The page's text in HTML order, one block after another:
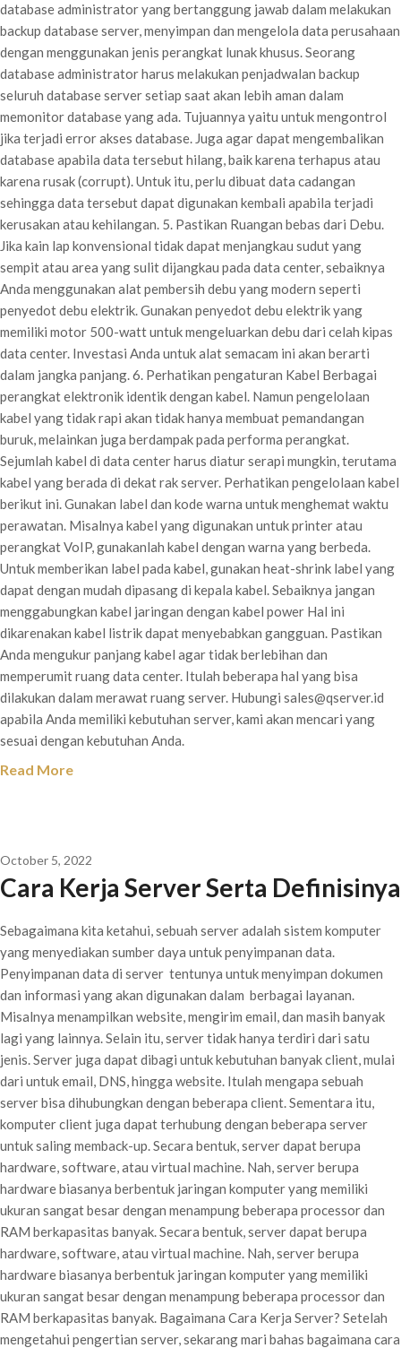
database administrator yang bertanggung jawab dalam melakukan
backup database server, menyimpan dan mengelola data perusahaan
dengan menggunakan jenis perangkat lunak khusus. Seorang
database administrator harus melakukan penjadwalan backup
seluruh database server setiap saat akan lebih aman dalam
memonitor database yang ada. Tujuannya yaitu untuk mengontrol
jika terjadi error akses database. Juga agar dapat mengembalikan
database apabila data tersebut hilang, baik karena terhapus atau
karena rusak (corrupt). Untuk itu, perlu dibuat data cadangan
sehingga data tersebut dapat digunakan kembali apabila terjadi
kerusakan atau kehilangan. 5. Pastikan Ruangan bebas dari Debu.
Jika kain lap konvensional tidak dapat menjangkau sudut yang
sempit atau area yang sulit dijangkau pada data center, sebaiknya
Anda menggunakan alat pembersih debu yang modern seperti
penyedot debu elektrik. Gunakan penyedot debu elektrik yang
memiliki motor 500-watt untuk mengeluarkan debu dari celah kipas
data center. Investasi Anda untuk alat semacam ini akan berarti
dalam jangka panjang. 6. Perhatikan pengaturan Kabel Berbagai
perangkat elektronik identik dengan kabel. Namun pengelolaan
kabel yang tidak rapi akan tidak hanya membuat pemandangan
buruk, melainkan juga berdampak pada performa perangkat.
Sejumlah kabel di data center harus diatur serapi mungkin, terutama
kabel yang berada di dekat rak server. Perhatikan pengelolaan kabel
berikut ini. Gunakan label dan kode warna untuk menghemat waktu
perawatan. Misalnya kabel yang digunakan untuk printer atau
perangkat VoIP, gunakanlah kabel dengan warna yang berbeda.
Untuk memberikan label pada kabel, gunakan heat-shrink label yang
dapat dengan mudah dipasang di kepala kabel. Sebaiknya jangan
menggabungkan kabel jaringan dengan kabel power Hal ini
dikarenakan kabel listrik dapat menyebabkan gangguan. Pastikan
Anda mengukur panjang kabel agar tidak berlebihan dan
memperumit ruang data center. Itulah beberapa hal yang bisa
dilakukan dalam merawat ruang server. Hubungi sales@qserver.id
apabila Anda memiliki kebutuhan server, kami akan mencari yang
sesuai dengan kebutuhan Anda.
Read More
October 5, 2022
Cara Kerja Server Serta Definisinya
Sebagaimana kita ketahui, sebuah server adalah sistem komputer
yang menyediakan sumber daya untuk penyimpanan data.
Penyimpanan data di server tentunya untuk menyimpan dokumen
dan informasi yang akan digunakan dalam berbagai layanan.
Misalnya menampilkan website, mengirim email, dan masih banyak
lagi yang lainnya. Selain itu, server tidak hanya terdiri dari satu
jenis. Server juga dapat dibagi untuk kebutuhan banyak client, mulai
dari untuk email, DNS, hingga website. Itulah mengapa sebuah
server bisa dihubungkan dengan beberapa client. Sementara itu,
komputer client juga dapat terhubung dengan beberapa server
untuk saling memback-up. Secara bentuk, server dapat berupa
hardware, software, atau virtual machine. Nah, server berupa
hardware biasanya berbentuk jaringan komputer yang memiliki
ukuran sangat besar dengan menampung beberapa processor dan
RAM berkapasitas banyak. Secara bentuk, server dapat berupa
hardware, software, atau virtual machine. Nah, server berupa
hardware biasanya berbentuk jaringan komputer yang memiliki
ukuran sangat besar dengan menampung beberapa processor dan
RAM berkapasitas banyak. Bagaimana Cara Kerja Server? Setelah
mengetahui pengertian server, sekarang mari bahas bagaimana cara